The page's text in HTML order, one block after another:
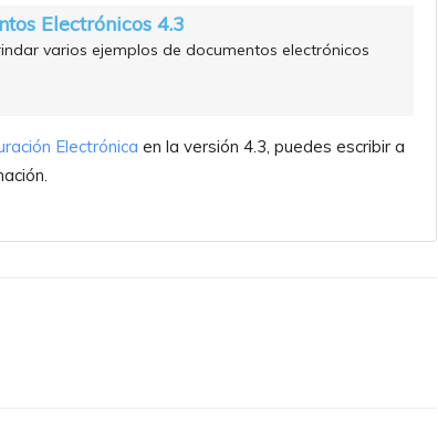
Electrónicos 4.3
varios ejemplos de documentos electrónicos
Electrónica en la versión 4.3, puedes escribir a